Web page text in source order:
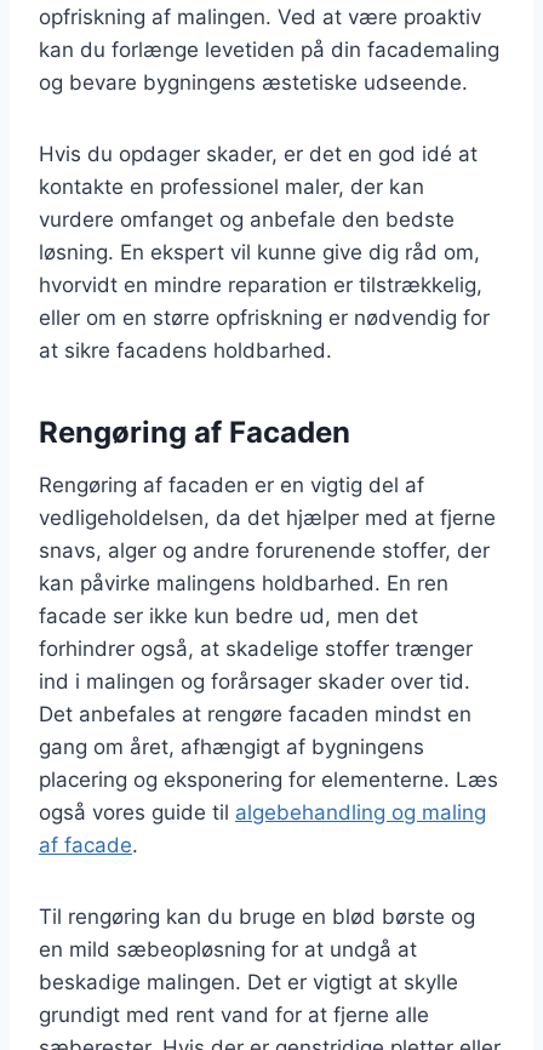
opfriskning af malingen. Ved at være proaktiv
kan du forlænge levetiden på din facademaling
og bevare bygningens æstetiske udseende.
Hvis du opdager skader, er det en god idé at
kontakte en professionel maler, der kan
vurdere omfanget og anbefale den bedste
løsning. En ekspert vil kunne give dig råd om,
hvorvidt en mindre reparation er tilstrækkelig,
eller om en større opfriskning er nødvendig for
at sikre facadens holdbarhed.
Rengøring af Facaden
Rengøring af facaden er en vigtig del af
vedligeholdelsen, da det hjælper med at fjerne
snavs, alger og andre forurenende stoffer, der
kan påvirke malingens holdbarhed. En ren
facade ser ikke kun bedre ud, men det
forhindrer også, at skadelige stoffer trænger
ind i malingen og forårsager skader over tid.
Det anbefales at rengøre facaden mindst en
gang om året, afhængigt af bygningens
placering og eksponering for elementerne. Læs
også vores guide til algebehandling og maling
af facade.
Til rengøring kan du bruge en blød børste og
en mild sæbeopløsning for at undgå at
beskadige malingen. Det er vigtigt at skylle
grundigt med rent vand for at fjerne alle